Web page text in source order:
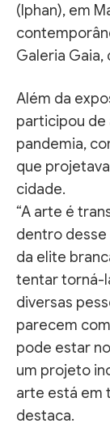
(Iphan), em
Galeria Gaia,
Além da
participou de
pandemia,
que
cidade.
“A arte é
dentro
da elite
tentar torná-
diversas
parecem
pode estar
um projeto
arte está em
destaca.